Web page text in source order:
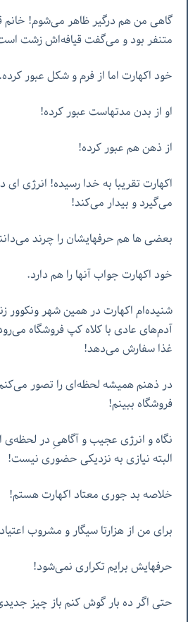
گاهی من هم درگیر ظاهر می‌شوم! خانم
متنفر بود و می‌گفت قیافه‌اش زشت
خود اکهارت اما از فرم و شکل عبور کرده.
او از بدن مدتهاست عبور کرده!
از ذهن هم عبور کرده!
اکهارت تقریبا به خدا رسیده! انرژی ای
می‌گیرد و بیدار می‌کند!
بعضی ها هم حرفهایشان را چرند
خود اکهارت جواب آنها را هم دارد.
شنیده‌ام اکهارت در همین شهر ونکوور
آدم‌های عادی با کلاه کپ فروشگاه
غذا سفارش می‌دهد!
در ذهنم همیشه لحظه‌ای را تصور می‌کنم
فروشگاه ببینم!
نگاه و انرژی عجیب و آگاهیِ در
البته نیازی به نزدیکی حضوری نیست!
خلاصه بد جوری معتاد اکهارت هستم!
برای من از هزارتا سیگار و مشروب
حرفهایش برایم تکراری نمی‌شود!
حتی اگر ده بار گوش کنم باز چیز